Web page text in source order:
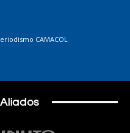
CAMACOL